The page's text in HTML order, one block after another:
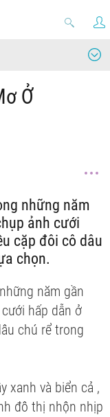
Ở
những năm
ảnh cưới
cặp đôi cô dâu
chọn.
năm gần
hấp dẫn ở
chú rể trong
xanh và biển cả ,
đô thị nhộn nhịp